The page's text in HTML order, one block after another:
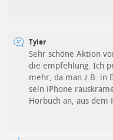
Tyler
Sehr schöne Aktion
die empfehlung. Ich
mehr, da man z.B. in
sein iPhone
Hörbuch an, aus dem